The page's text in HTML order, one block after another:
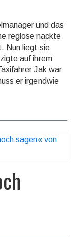
und das
reglose nackte
Nun liegt sie
auf ihrem
Jak war
er irgendwie